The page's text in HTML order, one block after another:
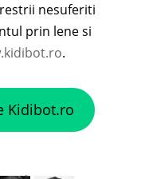
nesuferiti
prin lene si
.
Kidibot.ro